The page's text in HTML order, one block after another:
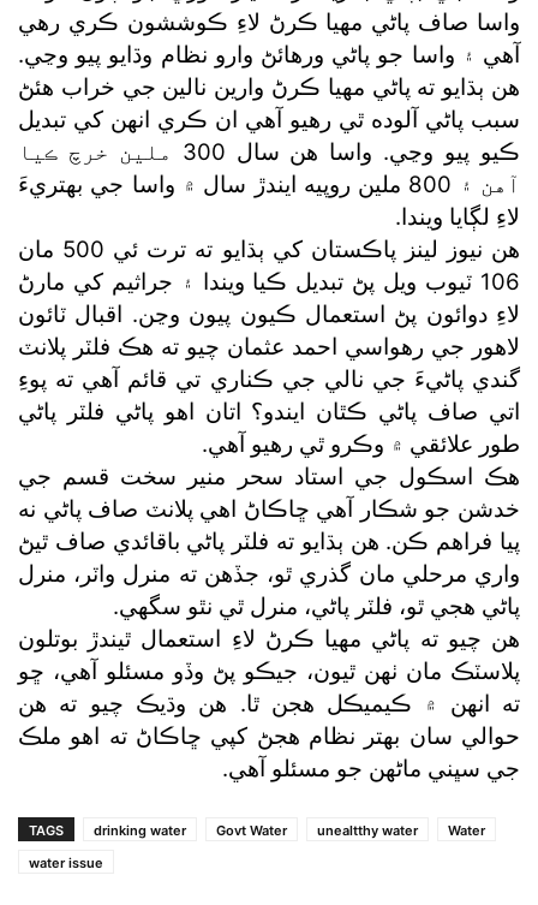
واسا صاف پاڻي مهيا ڪرڻ لاءِ ڪوششون ڪري رهي
آهي ۽ واسا جو پاڻي ورهائڻ وارو نظام وڌايو پيو وڃي.
هن ٻڌايو ته پاڻي مهيا ڪرڻ وارين نالين جي خراب هئڻ
سبب پاڻي آلوده ٿي رهيو آهي ان ڪري انهن کي تبديل
ڪيو پيو وڃي. واسا هن سال 300 ملين خرچ ڪيا
آهن ۽ 800 ملين روپيه ايندڙ سال ۾ واسا جي بهتريءَ
لاءِ لڳايا ويندا.
هن نيوز لينز پاڪستان کي ٻڌايو ته ترت ئي 500 مان
106 ٽيوب ويل پڻ تبديل ڪيا ويندا ۽ جراثيم کي مارڻ
لاءِ دوائون پڻ استعمال ڪيون پيون وڃن. اقبال ٽائون
لاهور جي رهواسي احمد عثمان چيو ته هڪ فلٽر پلانٽ
گندي پاڻيءَ جي نالي جي ڪناري تي قائم آهي ته پوءِ
اتي صاف پاڻي ڪٿان ايندو؟ اتان اهو پاڻي فلٽر پاڻي
طور علائقي ۾ وڪرو ٿي رهيو آهي.
هڪ اسڪول جي استاد سحر منير سخت قسم جي
خدشن جو شڪار آهي ڇاڪاڻ اهي پلانٽ صاف پاڻي نه
پيا فراهم ڪن. هن ٻڌايو ته فلٽر پاڻي باقائدي صاف ٿيڻ
واري مرحلي مان گذري ٿو، جڏهن ته منرل واٽر، منرل
پاڻي هجي ٿو، فلٽر پاڻي، منرل ٿي نٿو سگهي.
هن چيو ته پاڻي مهيا ڪرڻ لاءِ استعمال ٿيندڙ بوتلون
پلاسٽڪ مان ٺهن ٿيون، جيڪو پڻ وڏو مسئلو آهي، ڇو
ته انهن ۾ ڪيميڪل هجن ٿا. هن وڌيڪ چيو ته هن
حوالي سان بهتر نظام هجڻ کپي ڇاڪاڻ ته اهو ملڪ
جي سڀني ماڻهن جو مسئلو آهي.
TAGS drinking water Govt Water unealtthy water
Water
water issue